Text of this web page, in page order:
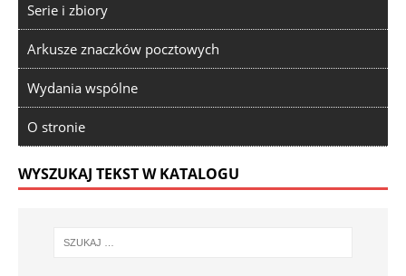
Serie i zbiory
Arkusze znaczków pocztowych
Wydania wspólne
O stronie
WYSZUKAJ TEKST W KATALOGU